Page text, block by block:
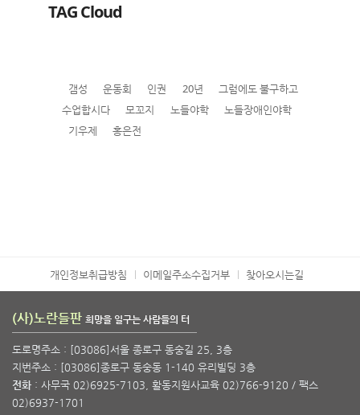
TAG Cloud
갬성 운동회 인권 20년
그럼에도 불구하고
수업합시다
모꼬지 노들야학
노들장애인야학
기우제
홍은전
개인정보취급방침 이메일주소수집거부 찾아오시는길
(사)노란들판 희망을 일구는 사람들의 터
도로명주소 : [03086]서울 종로구 동숭길 25, 3층
지번주소 : [03086]종로구 동숭동 1-140 유리빌딩 3층
전화 : 사무국 02)6925-7103, 활동지원사교육 02)766-9120 / 팩스
02)6937-1701